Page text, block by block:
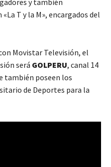
T y la M», encargados del
Movistar Televisión, el
será GOLPERU, canal 14
también poseen los
de Deportes para la